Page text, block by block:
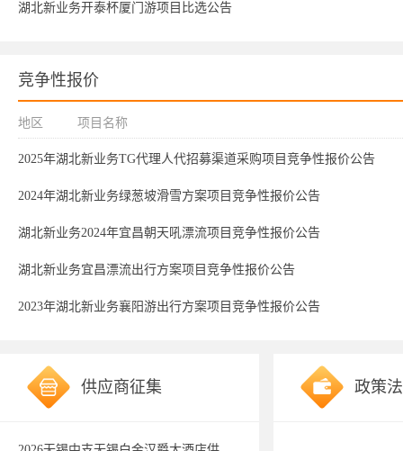
湖北新业务开泰杯厦门游项目比选公告
竞争性报价
地区 项目名称
2025年湖北新业务TG代理人代招募渠道采购项目竞争性报价公告
2024年湖北新业务绿葱坡滑雪方案项目竞争性报价公告
湖北新业务2024年宜昌朝天吼漂流项目竞争性报价公告
湖北新业务宜昌漂流出行方案项目竞争性报价公告
2023年湖北新业务襄阳游出行方案项目竞争性报价公告
供应商征集 政策